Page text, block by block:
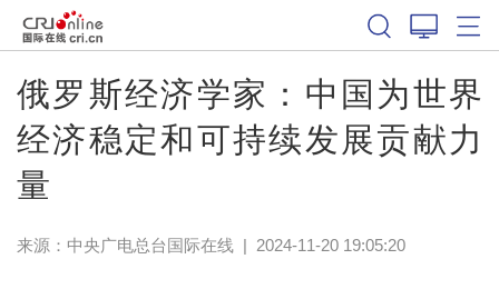
俄罗斯经济学家：中国为世界
经济稳定和可持续发展贡献力
量
来源：中央广电总台国际在线| 2024-11-20 19:05:20